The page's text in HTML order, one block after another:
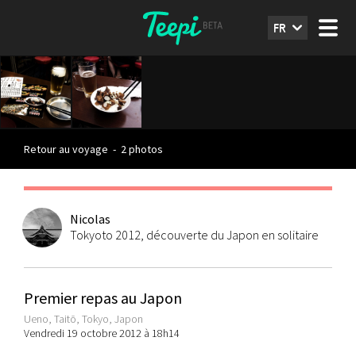
FR
Retour au voyage - 2 photos
Nicolas
Tokyoto 2012, découverte du Japon en solitaire
Premier repas au Japon
Ueno, Taitō, Tokyo, Japon
Vendredi 19 octobre 2012 à 18h14